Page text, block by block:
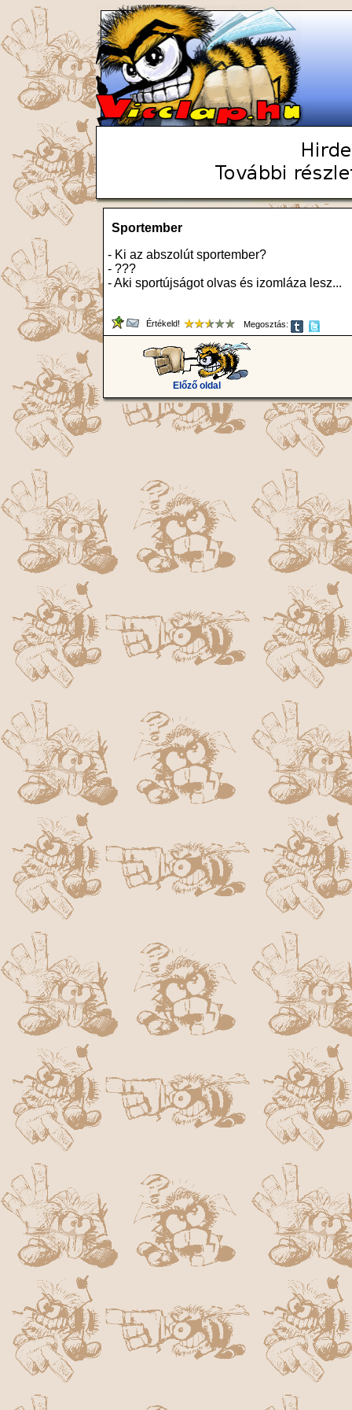
Sportember
- Ki az abszolút sportember?
- ???
- Aki sportújságot olvas és izomláza lesz...
Értékeld! Megosztás:
Előző oldal